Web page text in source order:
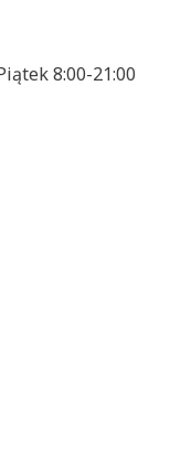
8:00-21:00